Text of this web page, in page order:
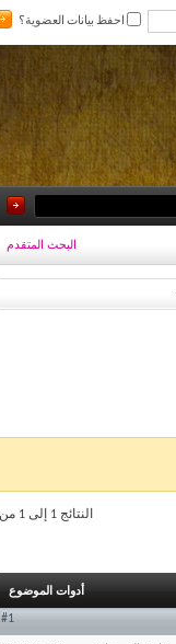
احفظ بيانات العضوية؟
البحث المتقدم
النتائج 1 إلى 1 من 1
أدوات الموضوع
#1